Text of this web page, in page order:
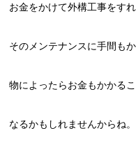
お金をかけて外構工事をすれ
そのメンテナンスに手間もか
物によったらお金もかかる
なるかもしれませんからね。